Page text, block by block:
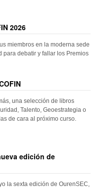
2026
miembros en la moderna sede
para debatir y fallar los Premios
una selección de libros
Talento, Geoestrategia o
de cara al próximo curso.
edición de
la sexta edición de OurenSEC,